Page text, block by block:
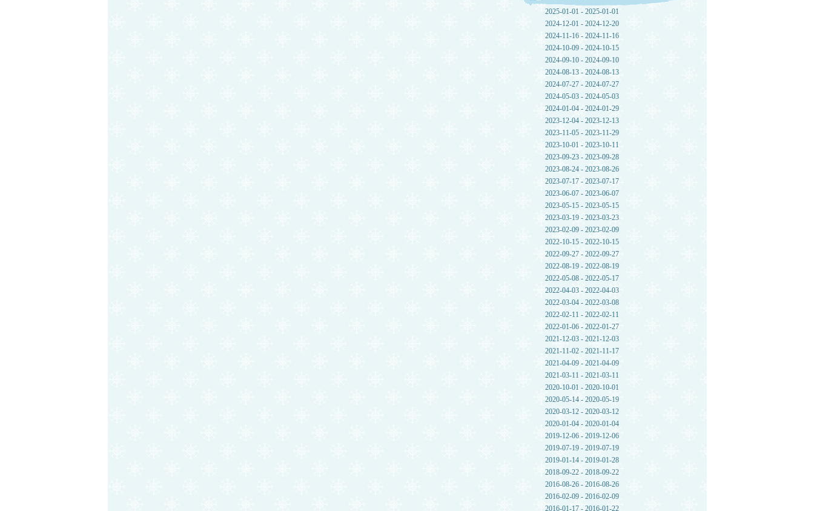
2025-01-01 - 2025-01-01
2024-12-01 - 2024-12-20
2024-11-16 - 2024-11-16
2024-10-09 - 2024-10-15
2024-09-10 - 2024-09-10
2024-08-13 - 2024-08-13
2024-07-27 - 2024-07-27
2024-05-03 - 2024-05-03
2024-01-04 - 2024-01-29
2023-12-04 - 2023-12-13
2023-11-05 - 2023-11-29
2023-10-01 - 2023-10-11
2023-09-23 - 2023-09-28
2023-08-24 - 2023-08-26
2023-07-17 - 2023-07-17
2023-06-07 - 2023-06-07
2023-05-15 - 2023-05-15
2023-03-19 - 2023-03-23
2023-02-09 - 2023-02-09
2022-10-15 - 2022-10-15
2022-09-27 - 2022-09-27
2022-08-19 - 2022-08-19
2022-05-08 - 2022-05-17
2022-04-03 - 2022-04-03
2022-03-04 - 2022-03-08
2022-02-11 - 2022-02-11
2022-01-06 - 2022-01-27
2021-12-03 - 2021-12-03
2021-11-02 - 2021-11-17
2021-04-09 - 2021-04-09
2021-03-11 - 2021-03-11
2020-10-01 - 2020-10-01
2020-05-14 - 2020-05-19
2020-03-12 - 2020-03-12
2020-01-04 - 2020-01-04
2019-12-06 - 2019-12-06
2019-07-19 - 2019-07-19
2019-01-14 - 2019-01-28
2018-09-22 - 2018-09-22
2016-08-26 - 2016-08-26
2016-02-09 - 2016-02-09
2016-01-17 - 2016-01-22